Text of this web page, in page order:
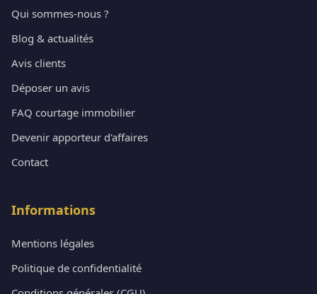
Qui sommes-nous ?
Blog & actualités
Avis clients
Déposer un avis
FAQ courtage immobilier
Devenir apporteur d'affaires
Contact
Informations
Mentions légales
Politique de confidentialité